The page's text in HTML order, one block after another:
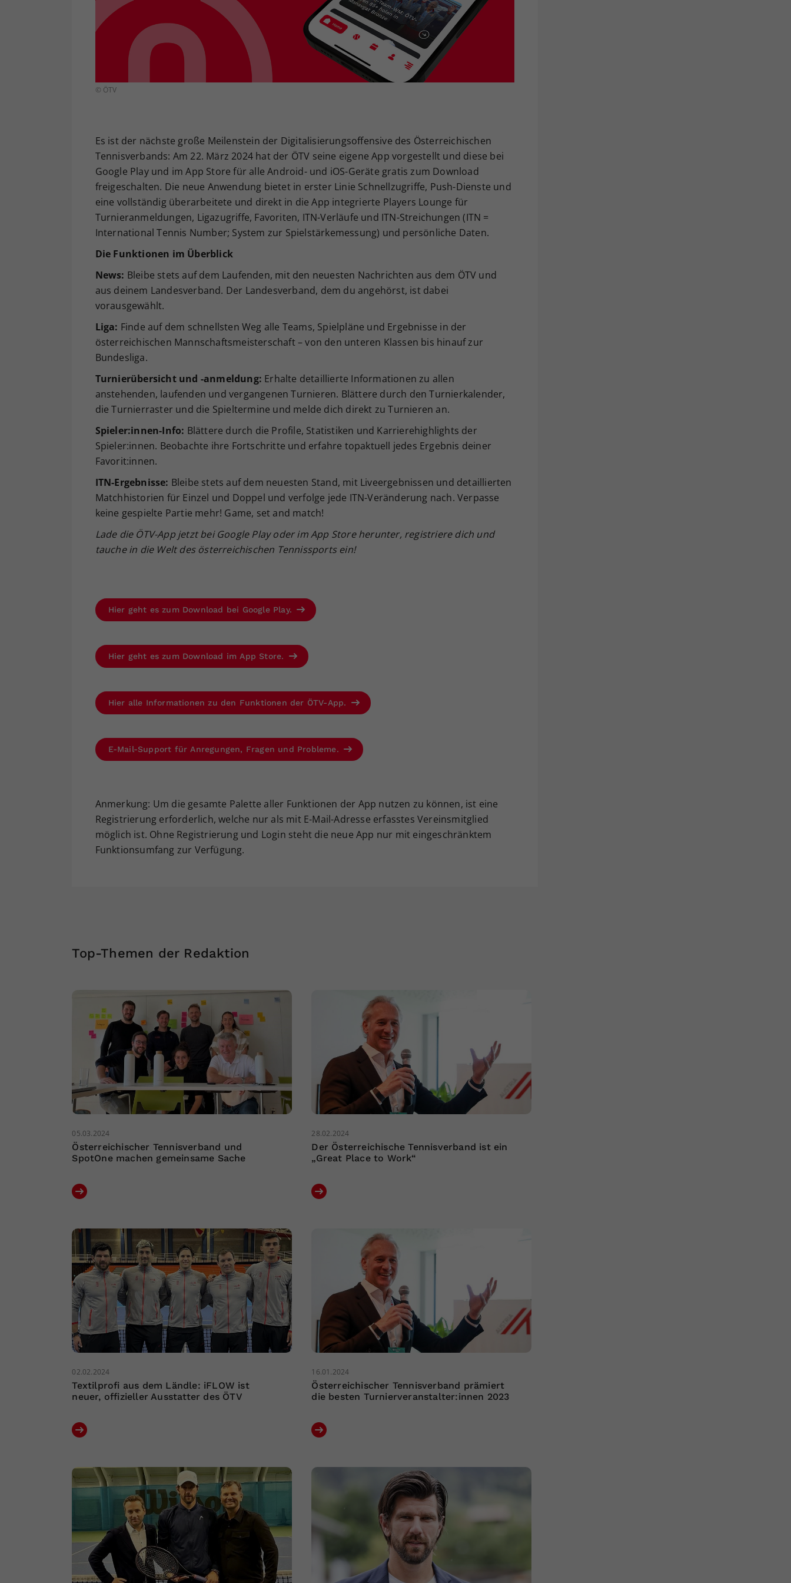
© ÖTV
Es ist der nächste große Meilenstein der Digitalisierungsoffensive des Österreichischen
Tennisverbands: Am 22. März 2024 hat der ÖTV seine eigene App vorgestellt und diese bei
Google Play und im App Store für alle Android- und iOS-Geräte gratis zum Download
freigeschalten. Die neue Anwendung bietet in erster Linie Schnellzugriffe, Push-Dienste und
eine vollständig überarbeitete und direkt in die App integrierte Players Lounge für
Turnieranmeldungen, Ligazugriffe, Favoriten, ITN-Verläufe und ITN-Streichungen (ITN =
International Tennis Number; System zur Spielstärkemessung) und persönliche Daten.
Die Funktionen im Überblick
News: Bleibe stets auf dem Laufenden, mit den neuesten Nachrichten aus dem ÖTV und
aus deinem Landesverband. Der Landesverband, dem du angehörst, ist dabei
vorausgewählt.
Liga: Finde auf dem schnellsten Weg alle Teams, Spielpläne und Ergebnisse in der
österreichischen Mannschaftsmeisterschaft – von den unteren Klassen bis hinauf zur
Bundesliga.
Turnierübersicht und -anmeldung: Erhalte detaillierte Informationen zu allen
anstehenden, laufenden und vergangenen Turnieren. Blättere durch den Turnierkalender,
die Turnierraster und die Spieltermine und melde dich direkt zu Turnieren an.
Spieler:innen-Info: Blättere durch die Profile, Statistiken und Karrierehighlights der
Spieler:innen. Beobachte ihre Fortschritte und erfahre topaktuell jedes Ergebnis deiner
Favorit:innen.
ITN-Ergebnisse: Bleibe stets auf dem neuesten Stand, mit Liveergebnissen und detaillierten
Matchhistorien für Einzel und Doppel und verfolge jede ITN-Veränderung nach. Verpasse
keine gespielte Partie mehr! Game, set and match!
Lade die ÖTV-App jetzt bei Google Play oder im App Store herunter, registriere dich und
tauche in die Welt des österreichischen Tennissports ein!
Hier geht es zum Download bei Google Play.
Hier geht es zum Download im App Store.
Hier alle Informationen zu den Funktionen der ÖTV-App.
E-Mail-Support für Anregungen, Fragen und Probleme.
Anmerkung: Um die gesamte Palette aller Funktionen der App nutzen zu können, ist eine
Registrierung erforderlich, welche nur als mit E-Mail-Adresse erfasstes Vereinsmitglied
möglich ist. Ohne Registrierung und Login steht die neue App nur mit eingeschränktem
Funktionsumfang zur Verfügung.
Top-Themen der Redaktion
05.03.2024
Österreichischer Tennisverband und
SpotOne machen gemeinsame Sache
28.02.2024
Der Österreichische Tennisverband ist ein
„Great Place to Work“
02.02.2024
Textilprofi aus dem Ländle: iFLOW ist
neuer, offizieller Ausstatter des ÖTV
16.01.2024
Österreichischer Tennisverband prämiert
die besten Turnierveranstalter:innen 2023
Ihrer vorgenommen Einstellungen, falls der
Webseiten-Betreiber dies eingestellt hat.